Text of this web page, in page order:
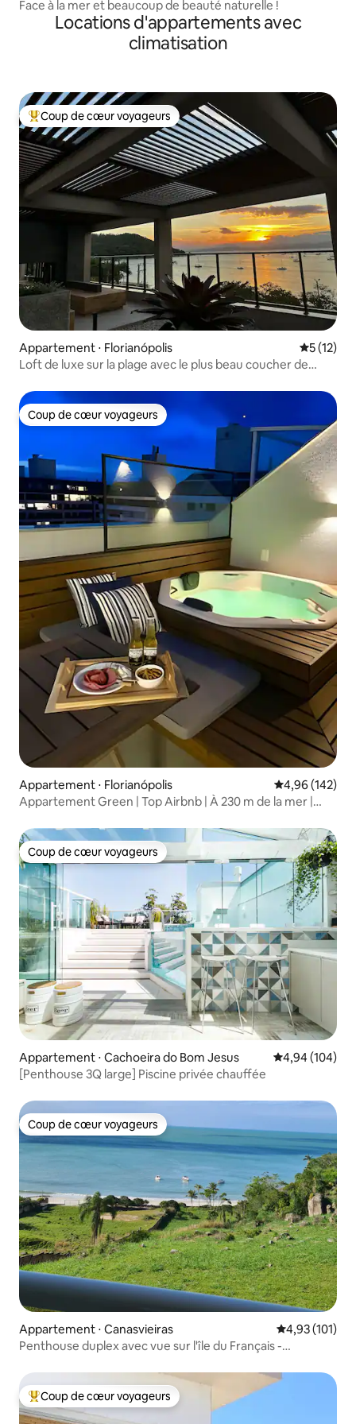
Face à la mer et beaucoup de beauté naturelle !
Locations d'appartements avec
climatisation
Coups de cœur voyageurs les plus appréciés
Coup de cœur voyageurs
Appartement ⋅ Florianópolis
5 (12)
Loft de luxe sur la plage avec le plus beau coucher de
Coup de cœur voyageurs
Coup de cœur voyageurs
Appartement ⋅ Florianópolis Évaluation
4,96 (142)
Appartement Green | Top Airbnb | À 230 m de la mer |
Coup de cœur voyageurs
Coup de cœur voyageurs
Appartement ⋅ Cachoeira do Bom Jesus Évaluation
4,94 (104)
[Penthouse 3Q large] Piscine privée chauffée
Coup de cœur voyageurs
Coup de cœur voyageurs
Appartement ⋅ Canasvieiras Évaluation
4,93 (101)
Penthouse duplex avec vue sur l'île du Français -
Coups de cœur voyageurs les plus appréciés
Coup de cœur voyageurs